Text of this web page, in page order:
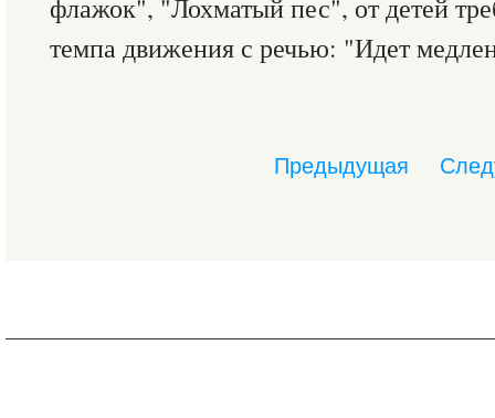
флажок", "Лохматый пес", от детей
темпа движения с речью: "Идет
Предыдущая